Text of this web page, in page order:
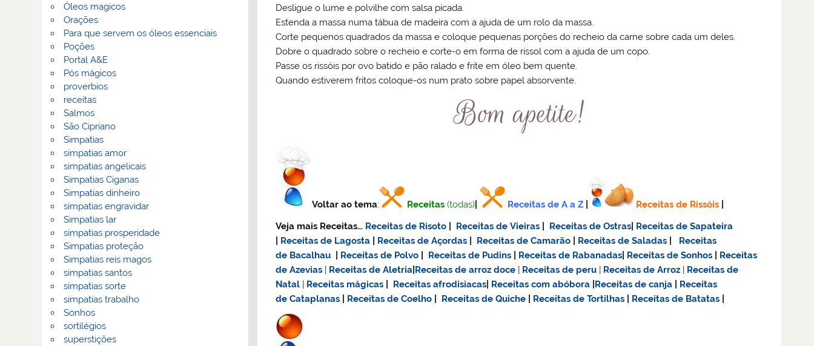
Desligue o lume e polvilhe com salsa picada.
Estenda a massa numa tábua de madeira com a ajuda de um rolo da massa.
Corte pequenos quadrados da massa e coloque pequenas porções do recheio da carne sobre cada um deles.
Dobre o quadrado sobre o recheio e corte-o em forma de rissol com a ajuda de um copo.
Passe os rissóis por ovo batido e pão ralado e frite em óleo bem quente.
Quando estiverem fritos coloque-os num prato sobre papel absorvente.
Voltar ao tema: Receitas (todas) Receitas de A a Z Receitas de Rissóis
Veja mais Receitas… Receitas de Risoto Receitas de Vieiras Receitas de Ostras Receitas de Sapateira
Receitas de Lagosta Receitas de Açordas Receitas de Camarão Receitas de Saladas
Receitas
de Bacalhau
Receitas de Polvo Receitas de Pudins Receitas de Rabanadas Receitas de Sonhos
Receitas
de Azevias | Receitas de Aletria Receitas dearroz doce | Receitas de peru | Receitas de Arroz | Receitas de
Natal | Receitas mágicas Receitas afrodisiacas Receitas com abóbora Receitas de canja
Receitas
de Cataplanas
Receitas de Coelho Receitas de Quiche Receitas de Tortilhas Receitas de Batatas
Óleos magicos
Orações
Para que servem os óleos essenciais
Poções
Portal A&E
Pós mágicos
proverbios
receitas
Salmos
São Cipriano
Simpatias
simpatias amor
simpatias angelicais
Simpatias Ciganas
Simpatias dinheiro
simpatias engravidar
Simpatias lar
simpatias prosperidade
Simpatias proteção
Simpatias reis magos
simpatias santos
simpatias sorte
simpatias trabalho
Sonhos
sortilégios
superstições